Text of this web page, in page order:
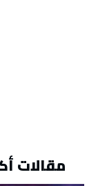
مقالات